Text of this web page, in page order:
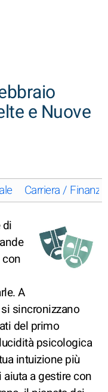
e Nuove
Carriera / Finanze
A
sincronizzano
del primo
psicologica
intuizione più
a gestire con